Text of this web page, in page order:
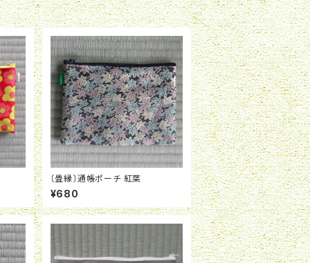
〔畳縁〕通帳ポーチ 紅葉
¥680